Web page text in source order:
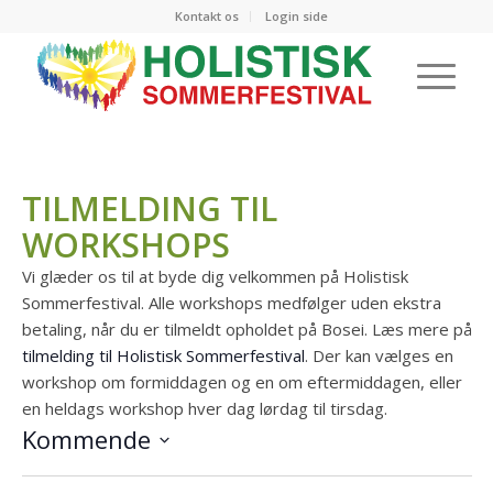
Kontakt os Login side
TILMELDING TIL
WORKSHOPS
Vi glæder os til at byde dig velkommen på Holistisk
Sommerfestival. Alle workshops medfølger uden ekstra
betaling, når du er tilmeldt opholdet på Bosei. Læs mere på
tilmelding til Holistisk Sommerfestival. Der kan vælges en
workshop om formiddagen og en om eftermiddagen, eller
en heldags workshop hver dag lørdag til tirsdag.
Kommende